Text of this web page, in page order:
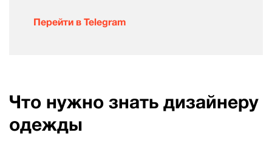
Перейти в Telegram
Что нужно знать дизайнеру
одежды